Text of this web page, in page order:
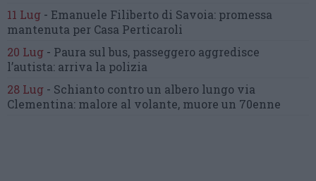
11 Lug - Emanuele Filiberto di Savoia: promessa
mantenuta per Casa Perticaroli
20 Lug - Paura sul bus, passeggero aggredisce
l’autista: arriva la polizia
28 Lug - Schianto contro un albero lungo via
Clementina: malore al volante, muore un 70enne